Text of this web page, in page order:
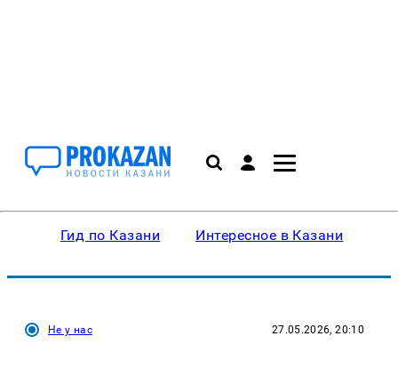
Гид по Казани Интересное в Казани
Не у нас 27.05.2026, 20:10